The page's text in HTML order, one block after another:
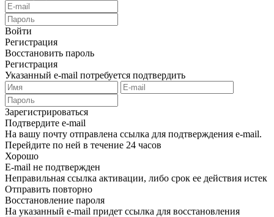
Войти
Регистрация
Восстановить пароль
Регистрация
Указанный e-mail потребуется подтвердить
Зарегистрироваться
Подтвердите e-mail
На вашу почту отправлена ссылка для подтверждения e-mail.
Перейдите по ней в течение 24 часов
Хорошо
E-mail не подтвержден
Неправильная ссылка активации, либо срок ее действия истек
Отправить повторно
Восстановление пароля
На указанный e-mail придет ссылка для восстановления